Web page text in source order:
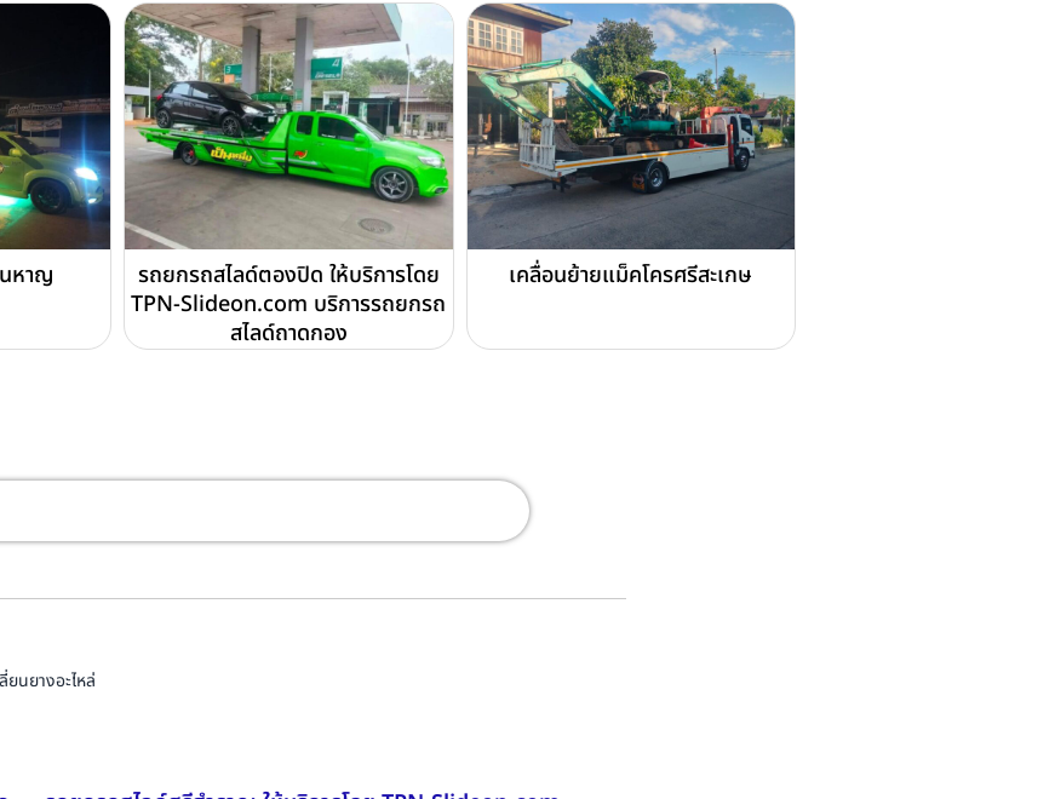
หาญ
รถยกรถสไลด์ตองปิด ให้บริการโดย
TPN-Slideon.com บริการรถยกรถ
สไลด์ถาดกอง
เคลื่อนย้ายแม็คโครศรีสะเกษ
นยางอะไหล่